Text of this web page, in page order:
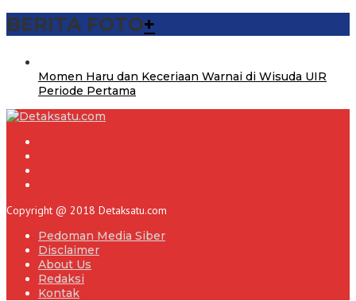
BERITA FOTO+
Momen Haru dan Keceriaan Warnai di Wisuda UIR
Periode Pertama
Copyright @ 2018 Detaksatu.com
Pedoman Media Siber
Disclaimer
About Us
Redaksi
Kontak